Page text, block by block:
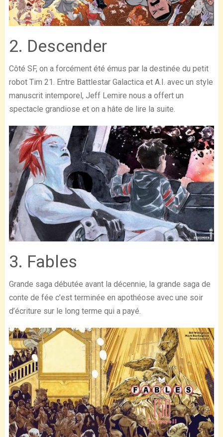
2. Descender
Côté SF, on a forcément été émus par la destinée du petit
robot Tim 21. Entre Battlestar Galactica et A.I. avec un style
manuscrit intemporel, Jeff Lemire nous a offert un
spectacle grandiose et on a hâte de lire la suite.
3. Fables
Grande saga débutée avant la décennie, la grande saga de
conte de fée c’est terminée en apothéose avec une soir
d’écriture sur le long terme qui a payé.